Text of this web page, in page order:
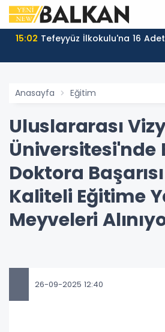
15:02 Tefeyyüz İlkokulu'na 16
Anasayfa Eğitim
Uluslararası
Üniversitesi'nde
Doktora
Kaliteli Eğitime
Meyveleri
26-09-2025 12:40